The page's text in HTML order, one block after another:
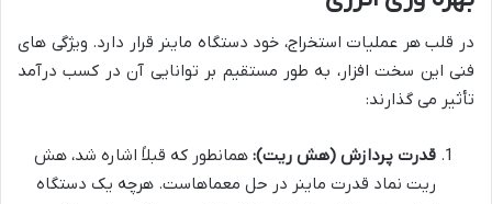
در قلب هر عملیات استخراج، خود دستگاه ماینر قرار دارد. ویژگی های
فنی این سخت افزار، به طور مستقیم بر توانایی آن در کسب درآمد
تأثیر می گذارند:
قدرت پردازش (هش ریت): همانطور که قبلاً اشاره شد، هش
ریت نماد قدرت ماینر در حل معماهاست. هرچه یک دستگاه